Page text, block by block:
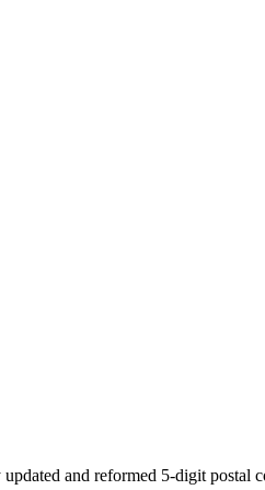
and reformed 5-digit postal